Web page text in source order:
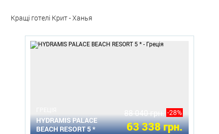
Кращі готелі Крит - Ханья
HYDRAMIS PALACE
BEACH RESORT 5 *
88 040 грн. -28%
63 338 грн.